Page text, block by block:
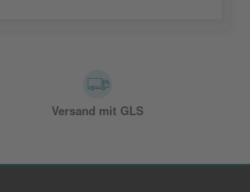
Versand mit GLS